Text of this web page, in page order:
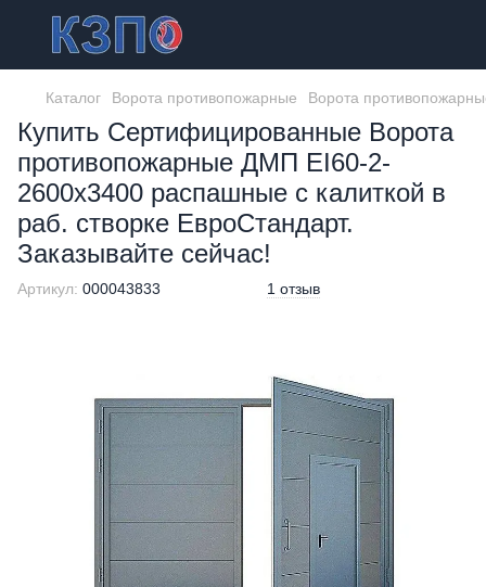
Каталог Ворота противопожарные Ворота
Купить Сертифицированные Ворота
противопожарные ДМП EI60-2-
2600х3400 распашные с калиткой в
раб. створке ЕвроСтандарт.
Заказывайте сейчас!
Артикул: 000043833 1 отзыв